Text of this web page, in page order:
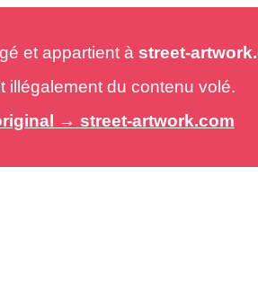
et appartient à street-
illégalement du contenu volé.
→ street-artwork.com